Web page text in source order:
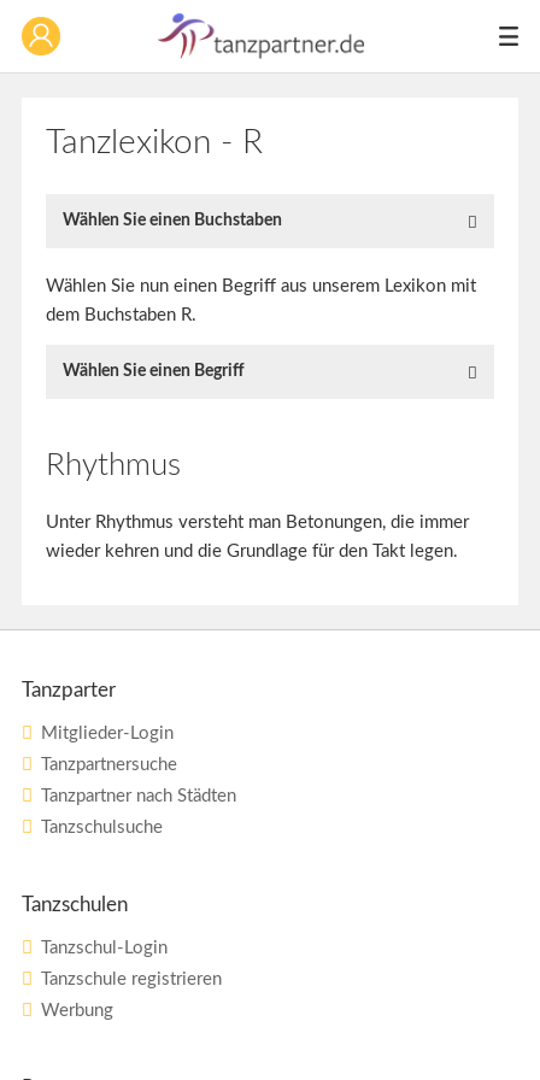
Tanzlexikon - R
Wählen Sie einen Buchstaben
Wählen Sie nun einen Begriff aus unserem Lexikon mit
dem Buchstaben R.
Wählen Sie einen Begriff
Rhythmus
Unter Rhythmus versteht man Betonungen, die immer
wieder kehren und die Grundlage für den Takt legen.
Tanzparter
Mitglieder-Login
Tanzpartnersuche
Tanzpartner nach Städten
Tanzschulsuche
Tanzschulen
Tanzschul-Login
Tanzschule registrieren
Werbung